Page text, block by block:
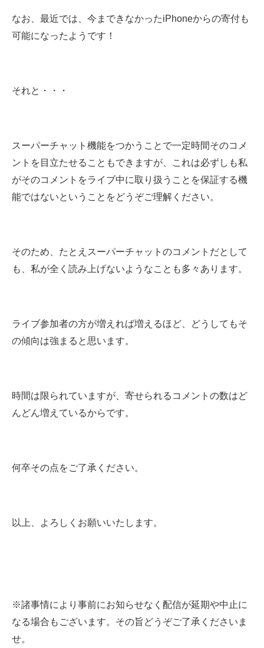
なお、最近では、今まできなかったiPhoneからの寄付も
可能になったようです！
それと・・・
スーパーチャット機能をつかうことで一定時間そのコメ
ントを目立たせることもできますが、これは必ずしも私
がそのコメントをライブ中に取り扱うことを保証する機
能ではないということをどうぞご理解ください。
そのため、たとえスーパーチャットのコメントだとして
も、私が全く読み上げないようなことも多々あります。
ライブ参加者の方が増えれば増えるほど、どうしてもそ
の傾向は強まると思います。
時間は限られていますが、寄せられるコメントの数はど
んどん増えているからです。
何卒その点をご了承ください。
以上、よろしくお願いいたします。
※諸事情により事前にお知らせなく配信が延期や中止に
なる場合もございます。その旨どうぞご了承くださいま
せ。